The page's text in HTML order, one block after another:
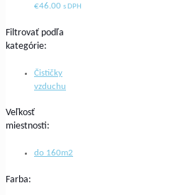
€46.00 s DPH
Filtrovať podľa
kategórie:
Čističky
vzduchu
Veľkosť
miestnosti:
do 160m2
Farba: